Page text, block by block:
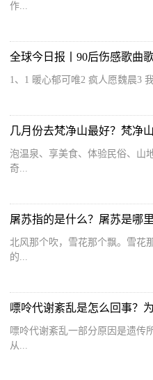
作...
全球今日报丨90后伤感歌曲
1、1 暖心郁可唯2 疯人愿魏晨3
泡温泉、享美食、体验民俗、
奇...
屠苏指的是什么？屠苏是哪
北风那个吹，雪花那个飘。雪花
的...
嘌呤代谢紊乱是怎么回事？
嘌呤代谢紊乱一部分原因是遗传
从...